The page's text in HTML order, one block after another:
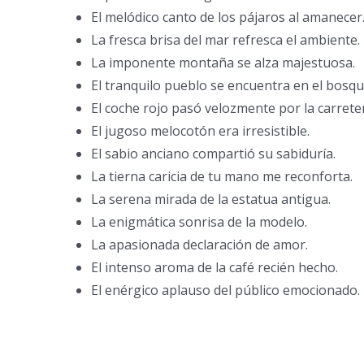
El melódico canto de los pájaros al amanecer.
La fresca brisa del mar refresca el ambiente.
La imponente montaña se alza majestuosa.
El tranquilo pueblo se encuentra en el
El coche rojo pasó velozmente por la
El jugoso melocotón era irresistible.
El sabio anciano compartió su sabiduría.
La tierna caricia de tu mano me reconforta.
La serena mirada de la estatua antigua.
La enigmática sonrisa de la modelo.
La apasionada declaración de amor.
El intenso aroma de la café recién hecho.
El enérgico aplauso del público emocionado.